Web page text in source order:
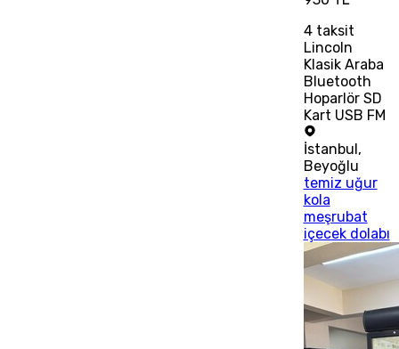
4taksit
Lincoln
Klasik Araba
Bluetooth
Hoparlör SD
Kart USB FM
İstanbul,
Beyoğlu
temiz uğur
kola
meşrubat
içecek dolabı